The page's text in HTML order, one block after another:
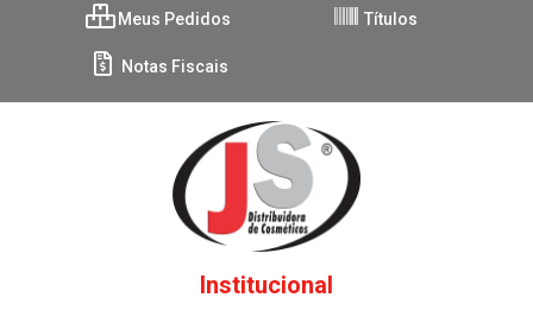
Meus Pedidos Títulos
Notas Fiscais
Institucional